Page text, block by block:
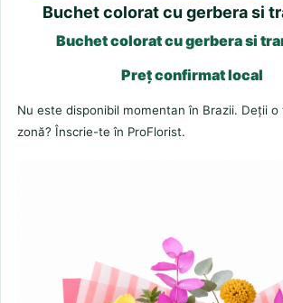
Buchet colorat cu gerbera si
Buchet colorat cu gerbera si
Preț confirmat local
Nu este disponibil momentan în Brazii. Deții o
zonă? Înscrie-te în ProFlorist.